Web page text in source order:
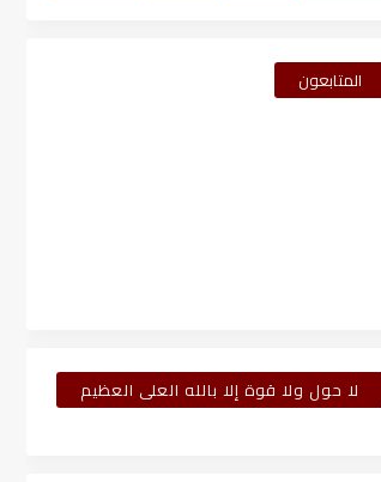
المتابعون
لا حول ولا قوة إلا بالله العلى العظيم